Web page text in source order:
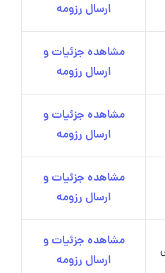
ارسال رزومه
مشاهده جزئیات و
ارسال رزومه
مشاهده جزئیات و
ارسال رزومه
مشاهده جزئیات و
ارسال رزومه
مشاهده جزئیات و
ارسال رزومه